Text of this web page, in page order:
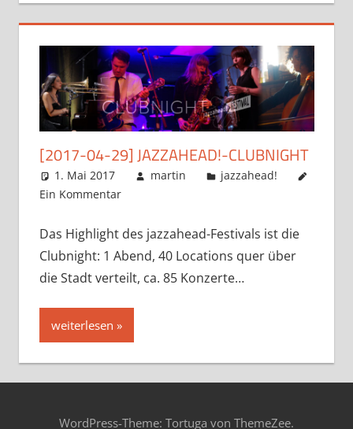
[2017-04-29] JAZZAHEAD!-CLUBNIGHT
1. Mai 2017 martin
jazzahead!
Ein Kommentar
Das Highlight des jazzahead-Festivals ist die
Clubnight: 1 Abend, 40 Locations quer über
die Stadt verteilt, ca. 85 Konzerte…
weiterlesen
WordPress-Theme: Tortuga von ThemeZee.